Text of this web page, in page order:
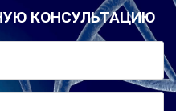
КОНСУЛЬТАЦИЮ